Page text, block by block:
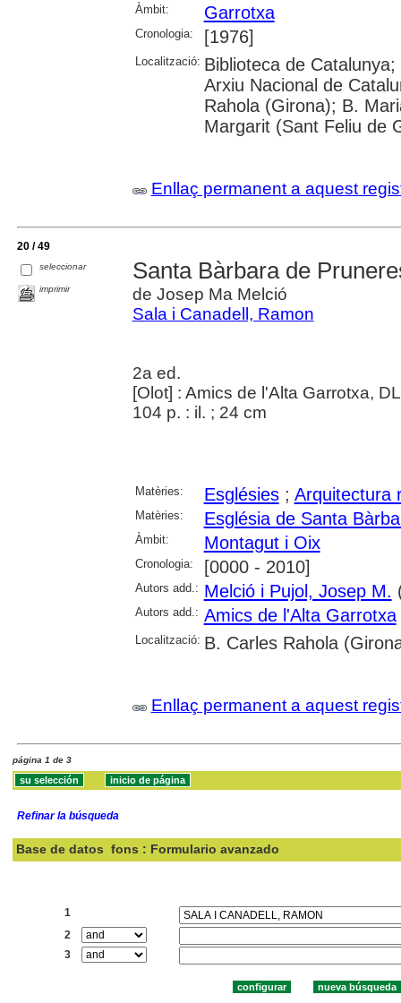
Àmbit:
Garrotxa
Cronologia: [1976]
Localització: Biblioteca de
Arxiu Nacional de
Rahola (Girona); B.
Margarit (Sant Feliu de
Enllaç permanent a aquest
20 / 49
seleccionar
imprimir
Santa Bàrbara de
de Josep Ma Melció
Sala i Canadell, Ramon
2a ed.
[Olot] : Amics de l'Alta Garrotxa,
104 p. : il. ; 24 cm
Matèries: Esglésies; Arquitectura
Matèries: Església de Santa
Àmbit: Montagut i Oix
Cronologia: [0000 - 2010]
Autors add.: Melció i Pujol, Josep M.
Autors add.: Amics de l'Alta Garrotxa
Localització: B. Carles Rahola
Enllaç permanent a aquest
página 1 de 3
Refinar la búsqueda
Base de datos fons : Formulario avanzado
1
2
3